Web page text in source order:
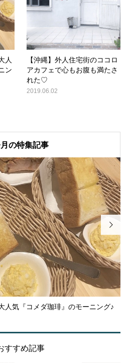
人
ン
【沖縄】外人住宅街のココロ
アカフェで心もお腹も満たさ
れた♡
2019.06.02
の特集記事
人気『コメダ珈琲』のモーニング♪

すすめ記事